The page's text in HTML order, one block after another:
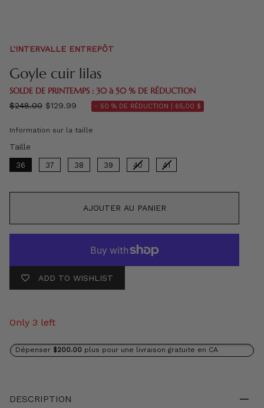
L'INTERVALLE ENTREPÔT
Goyle cuir lilas
SOLDE DE PRINTEMPS : 30 à 50 % DE RÉDUCTION
régulier
$248.00 $129.99 - 50 % DE RÉDUCTION | 65,00 $
Information sur la taille
Taille
36 37 38 39 40 41
AJOUTER AU PANIER
ADD TO WISHLIST
Only 3 left
Dépenser $200.00 plus pour une livraison gratuite en CA
DESCRIPTION